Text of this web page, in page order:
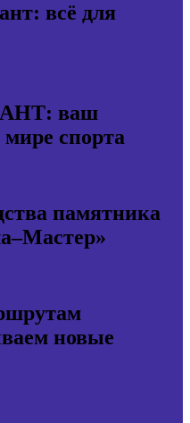
всё для
ваш
спорта
памятника
новые